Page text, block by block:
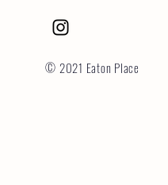
© 2021 Eaton Place